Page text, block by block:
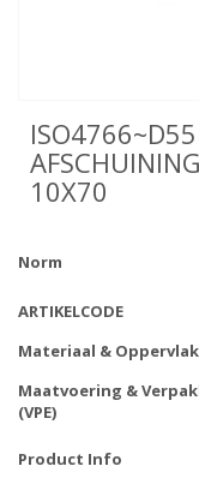
10X70
Norm
ARTIKELCODE
Materiaal &
Maatvoering &
(VPE)
Product Info